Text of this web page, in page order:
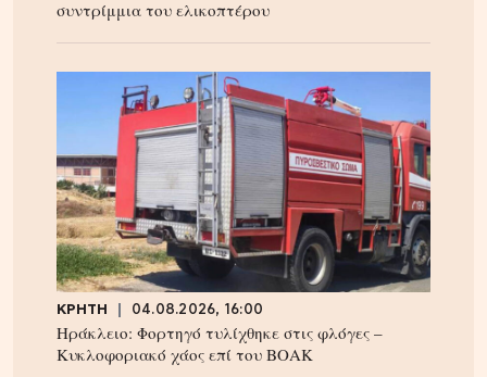
συντρίμμια του ελικοπτέρου
ΚΡΗΤΗ 04.08.2026, 16:00
Ηράκλειο: Φορτηγό τυλίχθηκε στις φλόγες –
Κυκλοφοριακό χάος επί του ΒΟΑΚ